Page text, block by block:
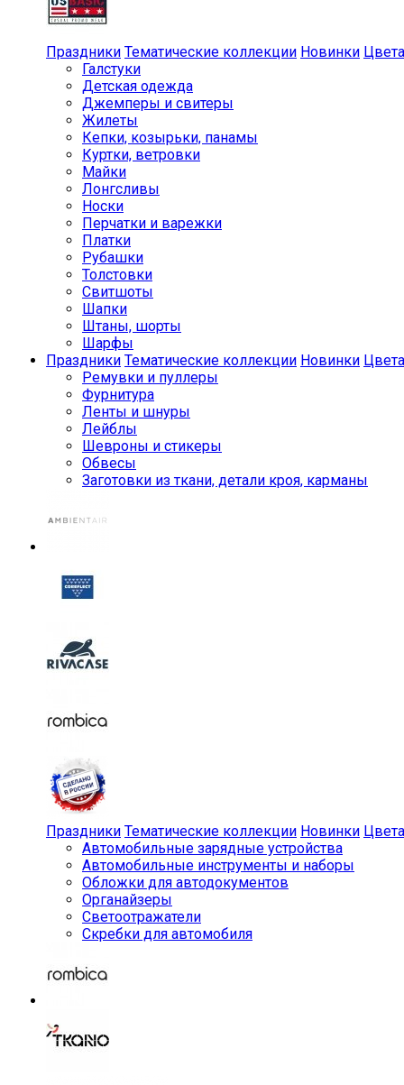
Праздники Тематические коллекции Новинки Цвета
Галстуки
Детская одежда
Джемперы и свитеры
Жилеты
Кепки, козырьки, панамы
Куртки, ветровки
Майки
Лонгсливы
Носки
Перчатки и варежки
Платки
Рубашки
Толстовки
Свитшоты
Шапки
Штаны, шорты
Шарфы
Праздники Тематические коллекции Новинки Цвета
Ремувки и пуллеры
Фурнитура
Ленты и шнуры
Лейблы
Шевроны и стикеры
Обвесы
Заготовки из ткани, детали кроя, карманы
Праздники Тематические коллекции Новинки Цвета
Автомобильные зарядные устройства
Автомобильные инструменты и наборы
Обложки для автодокументов
Органайзеры
Светоотражатели
Скребки для автомобиля